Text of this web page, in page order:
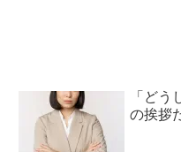
「ど
の挨拶